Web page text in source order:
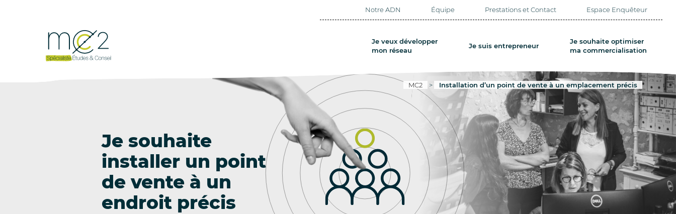
Notre ADN Équipe Prestations et Contact Espace Enquêteur
Je veux développer
mon réseau
Je suis entrepreneur
Je souhaite optimiser
ma commercialisation
MC2 > Installation d’un point de vente à un emplacement précis
Je souhaite
installer un point
de vente à un
endroit précis